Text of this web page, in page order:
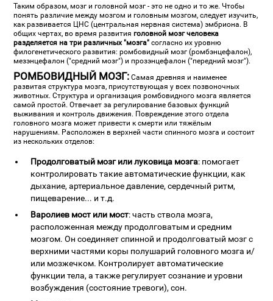
Таким образом, мозг и головной мозг - это не одно и то же. Чтобы
понять различие между мозгом и головным мозгом, следует изучить,
как развивается ЦНС (центральная нервная система) эмбриона. В
общих чертах, во время развитияголовной мозг человека
разделяется на три различных "мозга" согласно их уровню
филогенетического развития: ромбовидный мозг (ромбэнцефалон),
мезэнцефалон ("средний мозг") и прозэнцефалон ("передний мозг").
РОМБОВИДНЫЙ МОЗГ: Самая древняя и наименее
развитая структура мозга, присутствующая у всех позвоночных
животных. Структура и организация ромбовидного мозга является
самой простой. Отвечает за регулирование базовых функций
выживания и контроль движения. Повреждение этого отдела
головного мозга может привести к смерти или тяжёлым
нарушениям. Расположен в верхней части спинного мозга и состоит
из нескольких отделов:
Продолговатый мозг или луковица мозга: помогает
контролировать такие автоматические функции, как
дыхание, артериальное давление, сердечный ритм,
пищеварение... и т.д.
Варолиев мост или мост: часть ствола мозга,
расположенная между продолговатым и средним
мозгом. Он соединяет спинной и продолговатый мозг с
верхними частями коры полушарий головного мозга и/
или мозжечком. Контролирует автоматические
функции тела, а также регулирует сознание и уровни
возбуждения (состояние тревоги), сон.